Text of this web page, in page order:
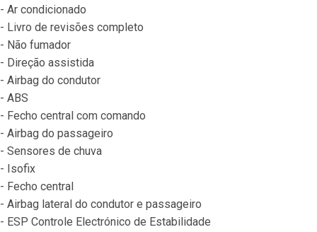
- Ar condicionado
- Livro de revisões completo
- Não fumador
- Direção assistida
- Airbag do condutor
- ABS
- Fecho central com comando
- Airbag do passageiro
- Sensores de chuva
- Isofix
- Fecho central
- Airbag lateral do condutor e passageiro
- ESP Controle Electrónico de Estabilidade